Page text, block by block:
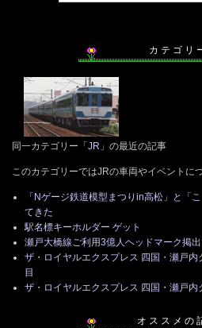
カ テ ゴ リ
同一カテゴリー「JR 」の最近の記事
このカテゴリーではJRの車両やイベントに
「Nゲージ鉄道模型まつりin高松」と「
てきた
駅名標キーホルダー ゲット
瀬戸大橋線ご利用3億人ヘッドマーク掲
ザ・ロイヤルエクスプレス 四国・瀬戸
目
ザ・ロイヤルエクスプレス 四国・瀬戸
オ ス ス メ の